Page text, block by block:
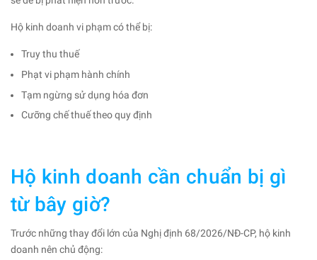
Hộ kinh doanh vi phạm có thể bị:
Truy thu thuế
Phạt vi phạm hành chính
Tạm ngừng sử dụng hóa đơn
Cưỡng chế thuế theo quy định
Hộ kinh doanh cần chuẩn bị gì
từ bây giờ?
Trước những thay đổi lớn của Nghị định 68/2026/NĐ-CP, hộ kinh
doanh nên chủ động: